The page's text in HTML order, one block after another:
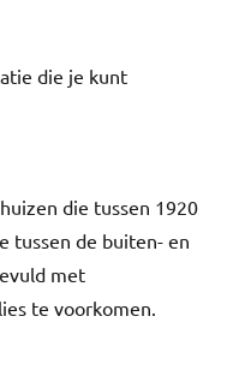
die je kunt
die tussen 1920
tussen de buiten- en
met
te voorkomen.